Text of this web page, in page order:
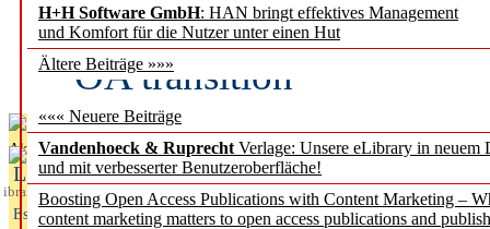
H+H Software GmbH: HAN bringt effektives Management
und Komfort für die Nutzer unter einen Hut
Ältere Beiträge »»»
««« Neuere Beiträge
Vandenhoeck & Ruprecht Verlage: Unsere eLibrary in neuem
und mit verbesserter Benutzeroberfläche!
Boosting Open Access Publications with Content Marketing –
content marketing matters to open access publications and
transformative
OA transition
Aktuelles aus
L
ibrary
Essentials